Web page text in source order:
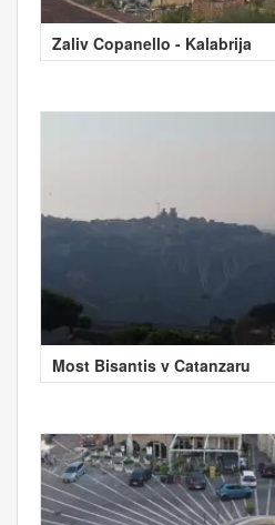
Zaliv Copanello - Kalabrija
Most Bisantis v Catanzaru